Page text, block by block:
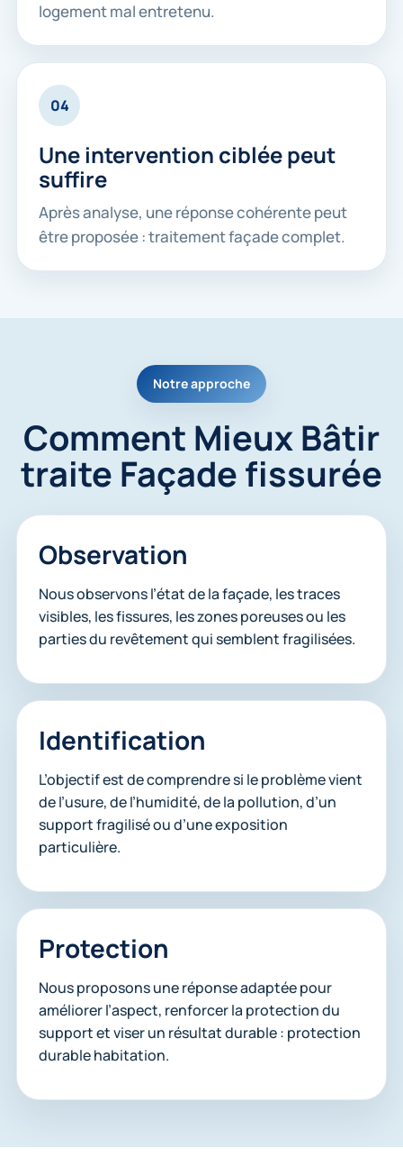
logement mal entretenu.
04
Une intervention ciblée peut
suffire
Après analyse, une réponse cohérente peut
être proposée : traitement façade complet.
Notre approche
Comment Mieux Bâtir
traite Façade fissurée
Observation
Nous observons l’état de la façade, les traces
visibles, les fissures, les zones poreuses ou les
parties du revêtement qui semblent fragilisées.
Identification
L’objectif est de comprendre si le problème vient
de l’usure, de l’humidité, de la pollution, d’un
support fragilisé ou d’une exposition
particulière.
Protection
Nous proposons une réponse adaptée pour
améliorer l’aspect, renforcer la protection du
support et viser un résultat durable : protection
durable habitation.